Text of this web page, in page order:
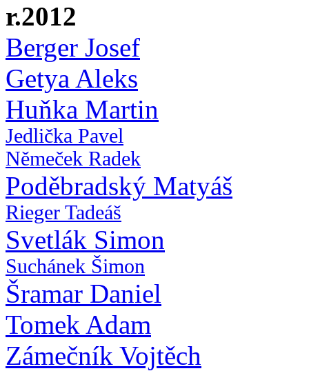
r.2012
Berger Josef
Getya Aleks
Huňka Martin
Jedlička Pavel
Němeček Radek
Poděbradský Matyáš
Rieger Tadeáš
Svetlák Simon
Suchánek Šimon
Šramar Daniel
Tomek Adam
Zámečník Vojtěch